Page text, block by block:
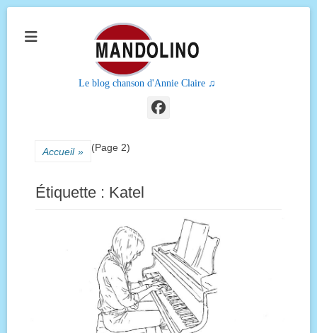
Le blog chanson d'Annie Claire ♫
Facebook
Accueil » (Page 2)
Étiquette : Katel